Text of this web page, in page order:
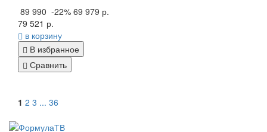
89 990 -22% 69 979 р.
79 521 р.
в корзину
В избранное
Сравнить
1 2 3 ... 36